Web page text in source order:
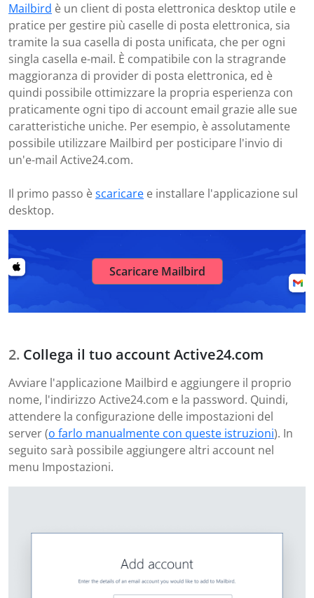
Mailbird è un client di posta elettronica desktop utile e
pratice per gestire più caselle di posta elettronica, sia
tramite la sua casella di posta unificata, che per ogni
singla casella e-mail. È compatibile con la stragrande
maggioranza di provider di posta elettronica, ed è
quindi possibile ottimizzare la propria esperienza con
praticamente ogni tipo di account email grazie alle sue
caratteristiche uniche. Per esempio, è assolutamente
possibile utilizzare Mailbird per posticipare l'invio di
un'e-mail Active24.com.
Il primo passo èscaricare e installare l'applicazione sul
desktop.
Scaricare Mailbird
Collega il tuo account Active24.com
Avviare l'applicazione Mailbird e aggiungere il proprio
nome, l'indirizzo Active24.com e la password. Quindi,
attendere la configurazione delle impostazioni del
server (o farlo manualmente con queste istruzioni). In
seguito sarà possibile aggiungere altri account nel
menu Impostazioni.